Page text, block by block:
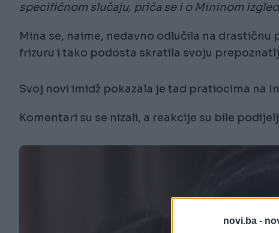
novi.ba -
specifičnom slučaju, priča se i o Mininom
Mina se, naime, nedavno odlučila na drastičnu
frizuru i tako podosta skratila svoju
Svoj novi imidž pokazala je tad pratiocima na
Komentari su se nizali, a reakcije su bile